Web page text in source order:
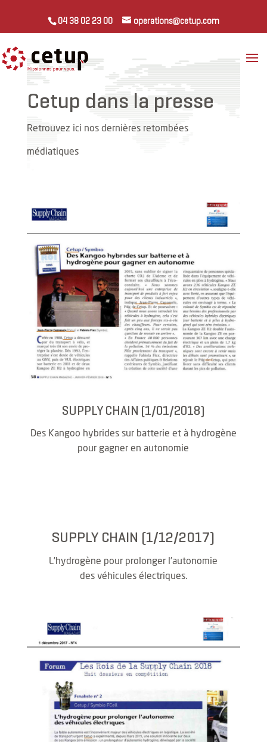
04 38 02 23 00 operations@cetup.com
Cetup dans la presse
Retrouvez ici nos dernières retombées
médiatiques
SUPPLY CHAIN (1/01/2018)
Des Kangoo hybrides sur batterie et à hydrogène
pour gagner en autonomie
SUPPLY CHAIN (1/12/2017)
L’hydrogène pour prolonger l’autonomie
des véhicules électriques.